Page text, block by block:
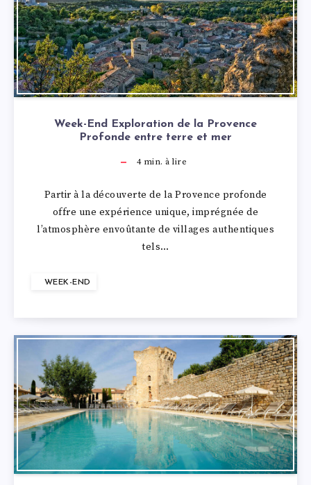
Week-End Exploration de la Provence
Profonde entre terre et mer
4min. à lire
Partir à la découverte de la Provence profonde
offre une expérience unique, imprégnée de
l’atmosphère envoûtante de villages authentiques
tels…
WEEK-END